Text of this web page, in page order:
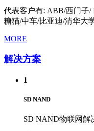
代表客户有: ABB/西门子/
糖猫/中车/比亚迪/清华大
MORE
解决方案
1
SD NAND
SD NAND物联网解